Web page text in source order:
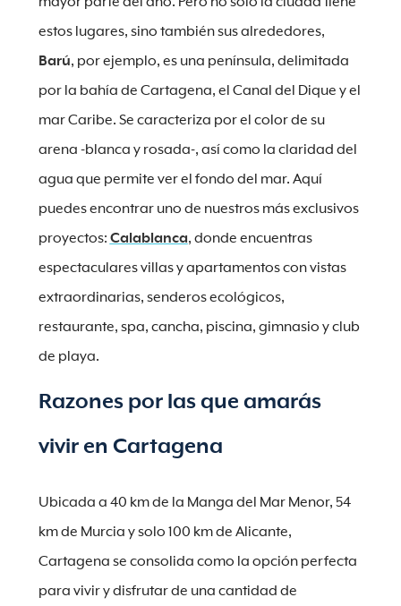
estos lugares, sino también sus alrededores,
Barú, por ejemplo, es una península, delimitada
por la bahía de Cartagena, el Canal del Dique y el
mar Caribe. Se caracteriza por el color de su
arena -blanca y rosada-, así como la claridad del
agua que permite ver el fondo del mar. Aquí
puedes encontrar uno de nuestros más exclusivos
proyectos: Calablanca, donde encuentras
espectaculares villas y apartamentos con vistas
extraordinarias, senderos ecológicos,
restaurante, spa, cancha, piscina, gimnasio y club
de playa.
Razones por las que amarás
vivir en Cartagena
Ubicada a 40 km de la Manga del Mar Menor, 54
km de Murcia y solo 100 km de Alicante,
Cartagena se consolida como la opción perfecta
para vivir y disfrutar de una cantidad de